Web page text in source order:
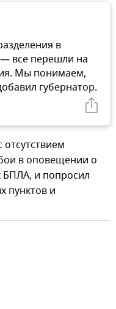
в
все перешли на
Мы понимаем,
губернатор.
в оповещении о
БПЛА, и попросил
пунктов и